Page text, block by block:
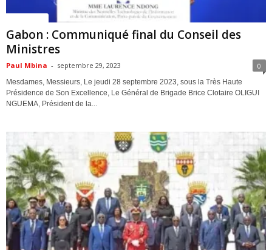
Gabon : Communiqué final du Conseil des
Ministres
Paul Mbina - septembre 29, 2023 0
Mesdames, Messieurs, Le jeudi 28 septembre 2023, sous la Très Haute
Présidence de Son Excellence, Le Général de Brigade Brice Clotaire OLIGUI
NGUEMA, Président de la...